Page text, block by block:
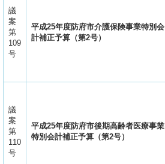
議
案
第
109
号
平成25年度防府市介護保険事業特別会
計補正予算（第2号）
議
案
第
110
号
平成25年度防府市後期高齢者医療事業
特別会計補正予算（第2号）